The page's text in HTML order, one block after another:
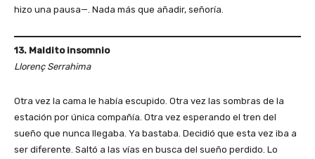
hizo una pausa—. Nada más que añadir, señoría.
13. Maldito insomnio
Llorenç Serrahima
Otra vez la cama le había escupido. Otra vez las sombras de la
estación por única compañía. Otra vez esperando el tren del
sueño que nunca llegaba. Ya bastaba. Decidió que esta vez iba a
ser diferente. Saltó a las vías en busca del sueño perdido. Lo